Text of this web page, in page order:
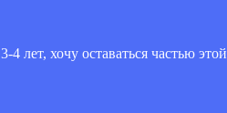
лет, хочу оставаться частью этой